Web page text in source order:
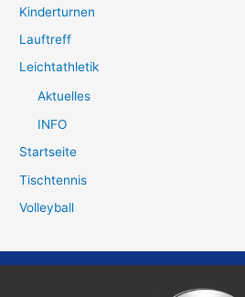
Kinderturnen
Lauftreff
Leichtathletik
Aktuelles
INFO
Startseite
Tischtennis
Volleyball